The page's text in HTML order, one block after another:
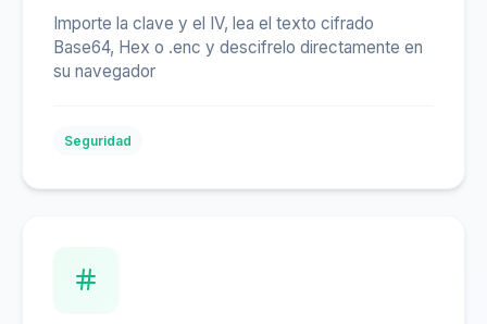
Importe la clave y el IV, lea el texto cifrado
Base64, Hex o .enc y descifrelo directamente en
su navegador
Seguridad